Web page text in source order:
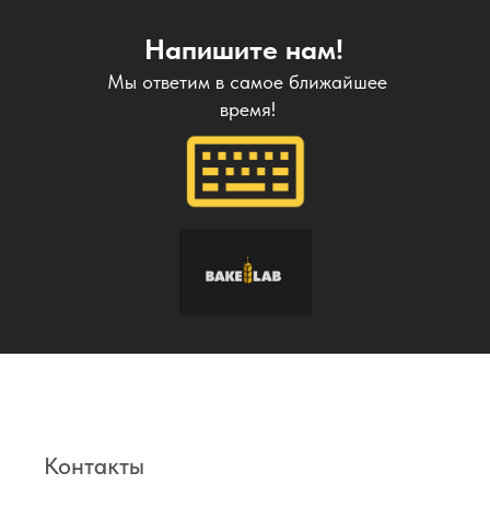
Напишите нам!
Мы ответим в самое ближайшее
время!
Контакты